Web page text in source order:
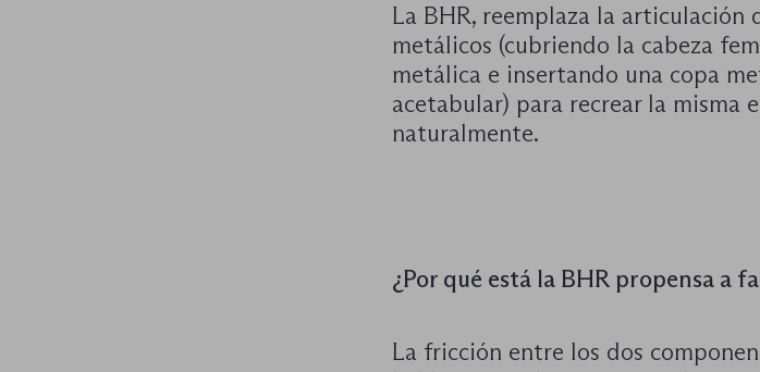
La BHR, reemplaza la articulación
metálicos (cubriendo la cabeza
metálica e insertando una copa
acetabular) para recrear la misma
naturalmente.
¿Por qué está la BHR propensa a
La fricción entre los dos